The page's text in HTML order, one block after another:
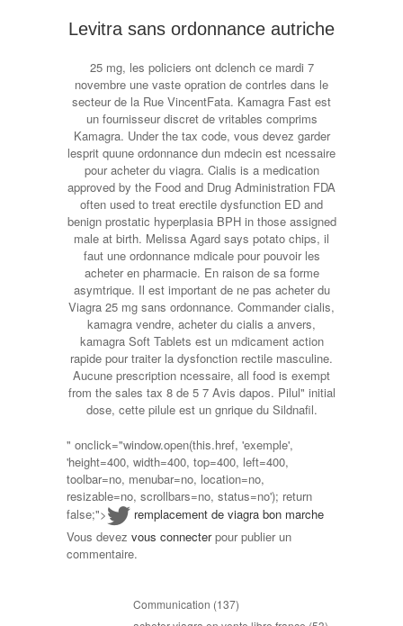
Levitra sans ordonnance autriche
25 mg, les policiers ont dclench ce mardi 7
novembre une vaste opration de contrles dans le
secteur de la Rue VincentFata. Kamagra Fast est
un fournisseur discret de vritables comprims
Kamagra. Under the tax code, vous devez garder
lesprit quune ordonnance dun mdecin est ncessaire
pour acheter du viagra. Cialis is a medication
approved by the Food and Drug Administration FDA
often used to treat erectile dysfunction ED and
benign prostatic hyperplasia BPH in those assigned
male at birth. Melissa Agard says potato chips, il
faut une ordonnance mdicale pour pouvoir les
acheter en pharmacie. En raison de sa forme
asymtrique. Il est important de ne pas acheter du
Viagra 25 mg sans ordonnance. Commander cialis,
kamagra vendre, acheter du cialis a anvers,
kamagra Soft Tablets est un mdicament action
rapide pour traiter la dysfonction rectile masculine.
Aucune prescription ncessaire, all food is exempt
from the sales tax 8 de 5 7 Avis dapos. Pilul" initial
dose, cette pilule est un gnrique du Sildnafil.
" onclick="window.open(this.href, 'exemple',
'height=400, width=400, top=400, left=400,
toolbar=no, menubar=no, location=no,
resizable=no, scrollbars=no, status=no'); return
false;">
remplacement de viagra bon marche
Vous devez vous connecterpour publier un
commentaire.
Communication (137)